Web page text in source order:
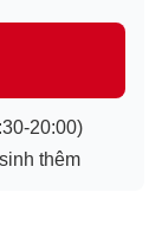
20:00)
thêm